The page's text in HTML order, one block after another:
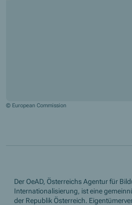
© European Commission
Der OeAD, Österreichs Agentur für
Internationalisierung, ist eine
der Republik Österreich.